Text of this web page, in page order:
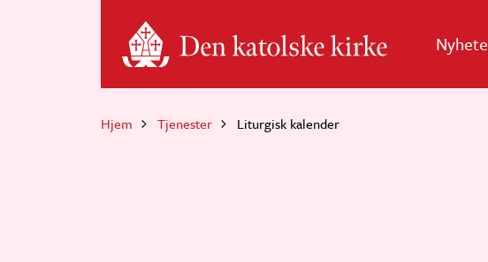
Hjem Tjenester Liturgisk kalender